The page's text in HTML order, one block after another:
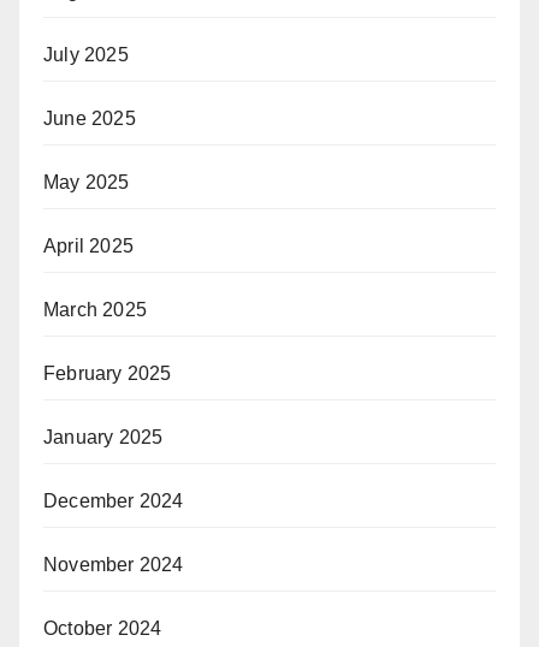
July 2025
June 2025
May 2025
April 2025
March 2025
February 2025
January 2025
December 2024
November 2024
October 2024